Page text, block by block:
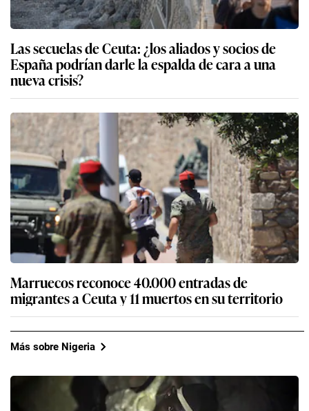
Las secuelas de Ceuta: ¿los aliados y socios de
España podrían darle la espalda de cara a una
nueva crisis?
Marruecos reconoce 40.000 entradas de
migrantes a Ceuta y 11 muertos en su territorio
Más sobre Nigeria